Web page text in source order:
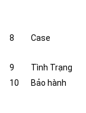
8
Case
9
Tình Trạng
10
Bảo hành